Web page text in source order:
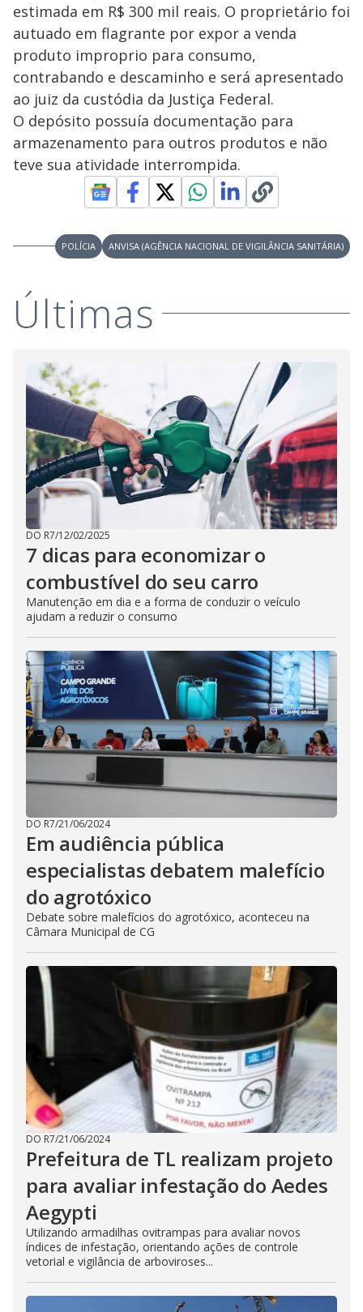
estimada em R$ 300 mil reais. O proprietário foi
autuado em flagrante por expor a venda
produto improprio para consumo,
contrabando e descaminho e será apresentado
ao juiz da custódia da Justiça Federal.
O depósito possuía documentação para
armazenamento para outros produtos e não
teve sua atividade interrompida.
POLÍCIA ANVISA (AGÊNCIA NACIONAL DE VIGILÂNCIA SANITÁRIA)
Últimas
DO R7/12/02/2025
7 dicas para economizar o
combustível do seu carro
Manutenção em dia e a forma de conduzir o veículo
ajudam a reduzir o consumo
DO R7/21/06/2024
Em audiência pública
especialistas debatem malefício
do agrotóxico
Debate sobre malefícios do agrotóxico, aconteceu na
Câmara Municipal de CG
DO R7/21/06/2024
Prefeitura de TL realizam projeto
para avaliar infestação do Aedes
Aegypti
Utilizando armadilhas ovitrampas para avaliar novos
índices de infestação, orientando ações de controle
vetorial e vigilância de arboviroses...